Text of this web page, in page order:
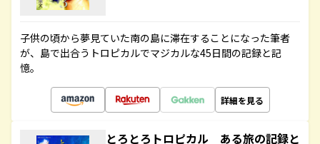
子供の頃から夢見ていた南の島に滞在することになった筆者
が、島で出合うトロピカルでマジカルな45日間の記録と記
憶。
詳細を見る
とろとろトロピカル ある旅の記録と